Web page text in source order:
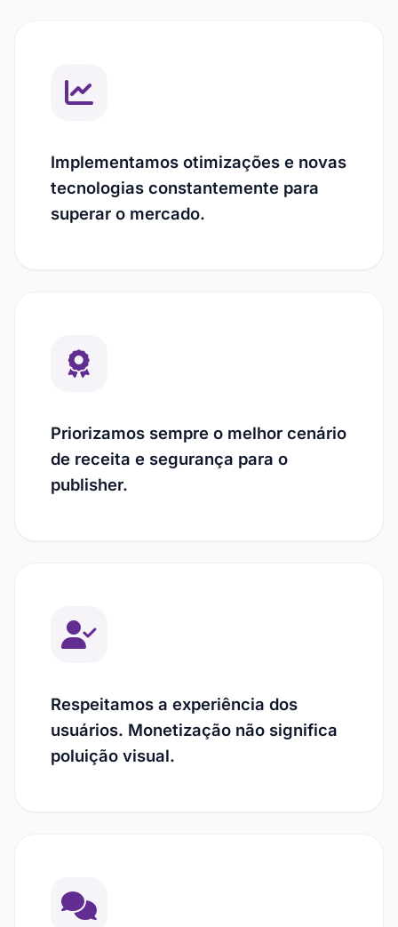
Implementamos otimizações e novas
tecnologias constantemente para
superar o mercado.
Priorizamos sempre o melhor cenário
de receita e segurança para o
publisher.
Respeitamos a experiência dos
usuários. Monetização não significa
poluição visual.